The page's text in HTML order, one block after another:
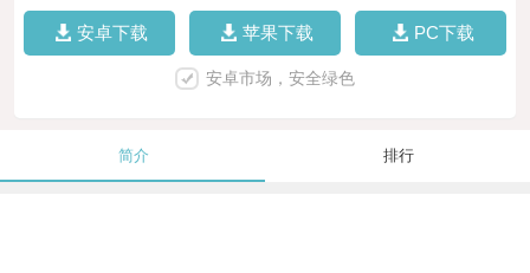
安卓下载 苹果下载 PC下载
安卓市场，安全绿色
简介 排行